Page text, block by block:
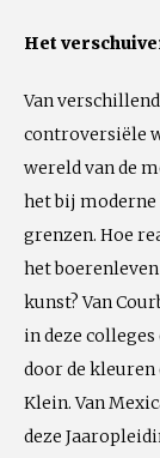
Het
Van
controversiële
wereld van de
het bij
grenzen. Hoe
het boerenleven
kunst? Van
in deze
door de kleuren
Klein. Van
deze